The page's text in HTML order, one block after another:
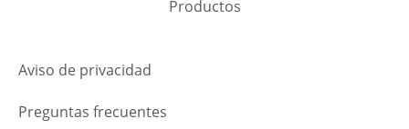
Productos
Aviso de privacidad
Preguntas frecuentes